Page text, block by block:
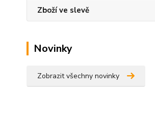
Zboží ve slevě
Novinky
Zobrazit všechny novinky